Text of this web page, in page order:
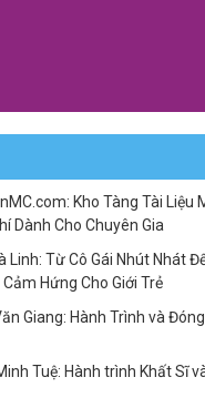
Kho Tàng Tài Liệu
Dành Cho Chuyên Gia
Linh: Từ Cô Gái Nhút Nhát
Hứng Cho Giới Trẻ
Giang: Hành Trình và
Tuệ: Hành trình Khất Sĩ